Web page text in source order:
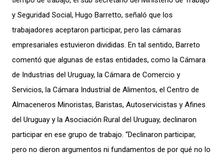
y Seguridad Social, Hugo Barretto, señaló que los
trabajadores aceptaron participar, pero las cámaras
empresariales estuvieron divididas. En tal sentido, Barreto
comentó que algunas de estas entidades, como la Cámara
de Industrias del Uruguay, la Cámara de Comercio y
Servicios, la Cámara Industrial de Alimentos, el Centro de
Almaceneros Minoristas, Baristas, Autoservicistas y Afines
del Uruguay y la Asociación Rural del Uruguay, declinaron
participar en ese grupo de trabajo. “Declinaron participar,
pero no dieron argumentos ni fundamentos de por qué no lo